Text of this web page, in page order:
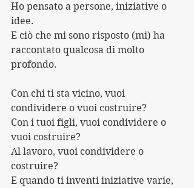
Ho pensato a persone, iniziative o
idee.
E ciò che mi sono risposto (mi) ha
raccontato qualcosa di molto
profondo.
Con chi ti sta vicino, vuoi
condividere o vuoi costruire?
Con i tuoi figli, vuoi condividere o
vuoi costruire?
Al lavoro, vuoi condividere o
costruire?
E quando ti inventi iniziative varie,